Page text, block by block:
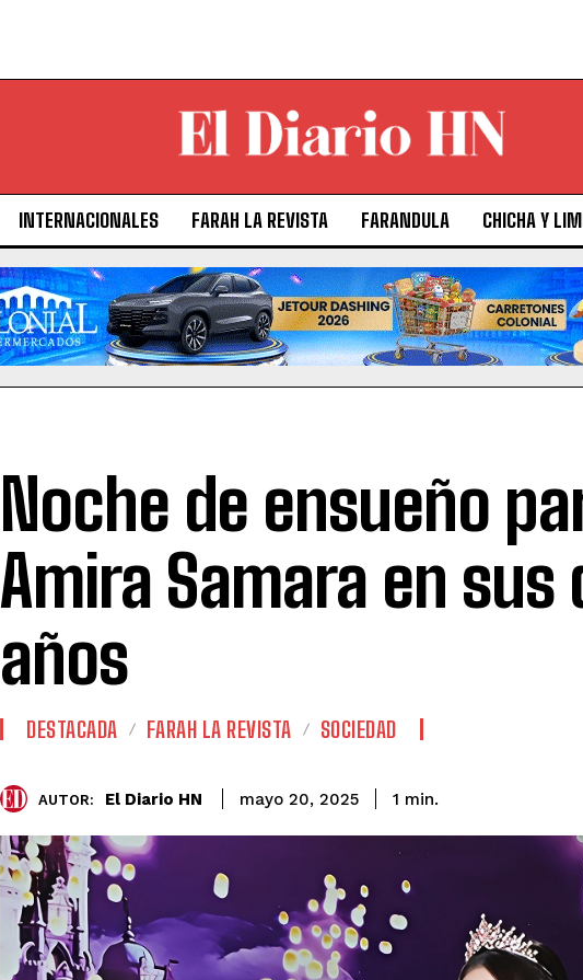
INTERNACIONALES FARAH LA REVISTA FARANDULA CHICHA Y
Noche de ensueño
Amira Samara en sus
años
DESTACADA FARAH LA REVISTA SOCIEDAD
AUTOR: El Diario HN mayo 20, 2025 1 min.